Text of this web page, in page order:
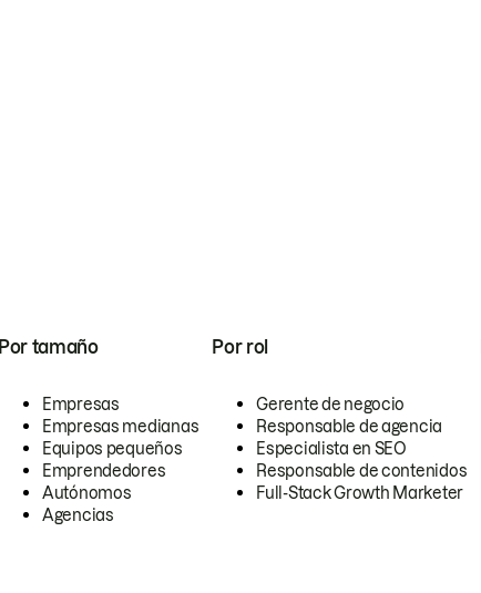
Por tamaño
Empresas
Empresas medianas
Equipos pequeños
Emprendedores
Autónomos
Agencias
Por rol
Gerente de negocio
Responsable de agencia
Especialista en SEO
Responsable de contenidos
Full-Stack Growth Marketer